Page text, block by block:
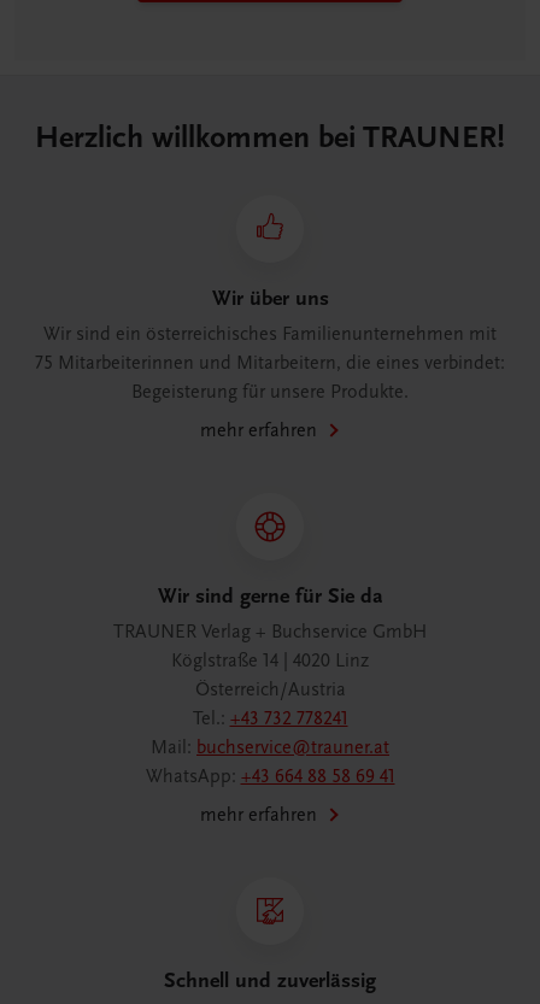
Herzlich willkommen bei TRAUNER!
Wir über uns
Wir sind ein österreichisches Familienunternehmen mit
75 Mitarbeiterinnen und Mitarbeitern, die eines verbindet:
Begeisterung für unsere Produkte.
mehr erfahren
Wir sind gerne für Sie da
TRAUNER Verlag + Buchservice GmbH
Köglstraße 14 | 4020 Linz
Österreich/Austria
Tel.: +43 732 778241
Mail: buchservice@trauner.at
WhatsApp: +43 664 88 58 69 41
mehr erfahren
Schnell und zuverlässig